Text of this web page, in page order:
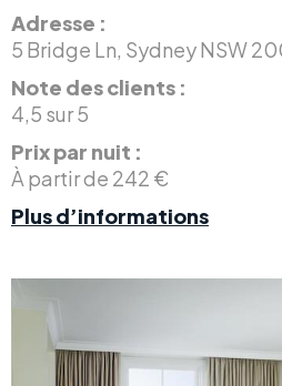
Adresse :
5 Bridge Ln, Sydney NSW
Note des clients :
4,5 sur 5
Prix par nuit :
À partir de 242 €
Plus d’informations